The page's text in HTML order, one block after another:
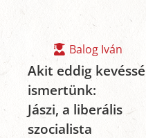
Balog Iván
Akit eddig kevéssé
ismertünk:
Jászi, a liberális
szocialista